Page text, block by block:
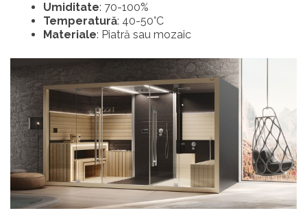
Umiditate: 70-100%
Temperatură: 40-50°C
Materiale: Piatră sau mozaic